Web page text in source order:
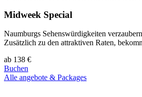
Midweek Special
Naumburgs Sehenswürdigkeiten
Zusätzlich zu den attraktiven Raten,
ab 138 €
Buchen
Alle angebote & Packages